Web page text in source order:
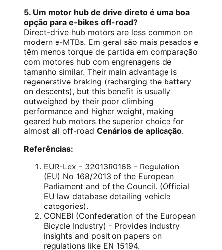
5. Um motor hub de drive direto é uma boa
opção para e-bikes off-road?
Direct-drive hub motors are less common on
modern e-MTBs. Em geral são mais pesados e
têm menos torque de partida em comparação
com motores hub com engrenagens de
tamanho similar. Their main advantage is
regenerative braking (recharging the battery
on descents), but this benefit is usually
outweighed by their poor climbing
performance and higher weight, making
geared hub motors the superior choice for
almost all off-road Cenários de aplicação.
Referências:
EUR-Lex - 32013R0168 - Regulation
(EU) No 168/2013 of the European
Parliament and of the Council. (Official
EU law database detailing vehicle
categories).
CONEBI (Confederation of the European
Bicycle Industry) - Provides industry
insights and position papers on
regulations like EN 15194.